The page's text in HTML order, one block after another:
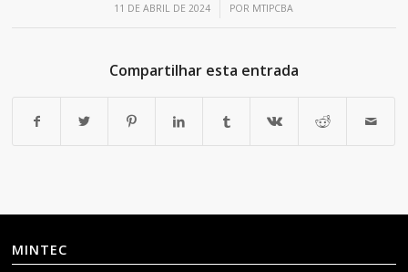
11 DE ABRIL DE 2024
/ POR MTIPCBA
Compartilhar esta entrada
MINTEC